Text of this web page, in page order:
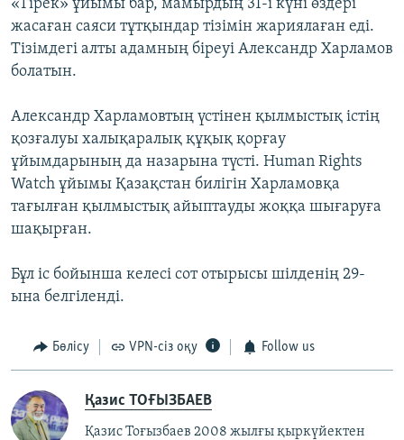
«Тiрек» ұйымы бар, мамырдың 31-і күні өздері
жасаған саяси тұтқындар тізімін жариялаған еді.
Тізімдегі алты адамның біреуі Александр Харламов
болатын.
Александр Харламовтың үстінен қылмыстық істің
қозғалуы халықаралық құқық қорғау
ұйымдарының да назарына түсті. Human Rights
Watch ұйымы Қазақстан билігін Харламовқа
тағылған қылмыстық айыптауды жоққа шығаруға
шақырған.
Бұл іс бойынша келесі сот отырысы шілденің 29-
ына белгіленді.
Бөлісу VPN-сіз оқу Follow us
Қазис ТОҒЫЗБАЕВ
Қазис Тоғызбаев 2008 жылғы қыркүйектен